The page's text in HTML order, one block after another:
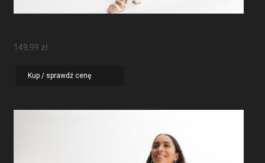
149,99 zł
Kup / sprawdź cenę